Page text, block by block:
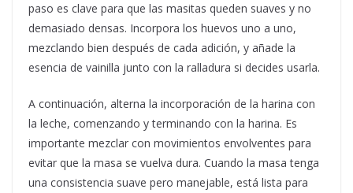
paso es clave para que las masitas queden suaves y no
demasiado densas. Incorpora los huevos uno a uno,
mezclando bien después de cada adición, y añade la
esencia de vainilla junto con la ralladura si decides usarla.
A continuación, alterna la incorporación de la harina con
la leche, comenzando y terminando con la harina. Es
importante mezclar con movimientos envolventes para
evitar que la masa se vuelva dura. Cuando la masa tenga
una consistencia suave pero manejable, está lista para